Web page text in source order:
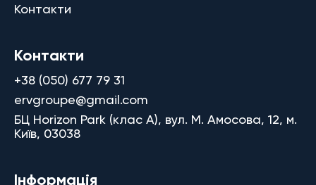
Контакти
Контакти
+38 (050) 677 79 31
ervgroupe@gmail.com
БЦ Horizon Park (клас A), вул. М. Амосова, 12, м.
Київ, 03038
Інформація